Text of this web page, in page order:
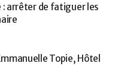
arrêter de fatiguer les
Topie, Hôtel